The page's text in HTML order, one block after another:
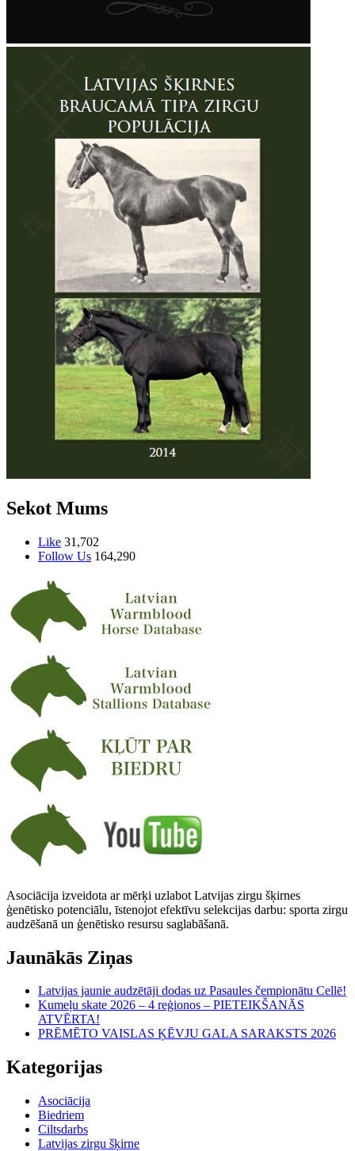
Sekot Mums
Like 31,702
Follow Us 164,290
Asociācija izveidota ar mērķi uzlabot Latvijas zirgu šķirnes
ģenētisko potenciālu, īstenojot efektīvu selekcijas darbu: sporta zirgu
audzēšanā un ģenētisko resursu saglabāšanā.
Jaunākās Ziņas
Latvijas jaunie audzētāji dodas uz Pasaules čempionātu Cellē!
Kumeļu skate 2026 – 4 reģionos – PIETEIKŠANĀS
ATVĒRTA!
PRĒMĒTO VAISLAS ĶĒVJU GALA SARAKSTS 2026
Kategorijas
Asociācija
Biedriem
Ciltsdarbs
Latvijas zirgu šķirne